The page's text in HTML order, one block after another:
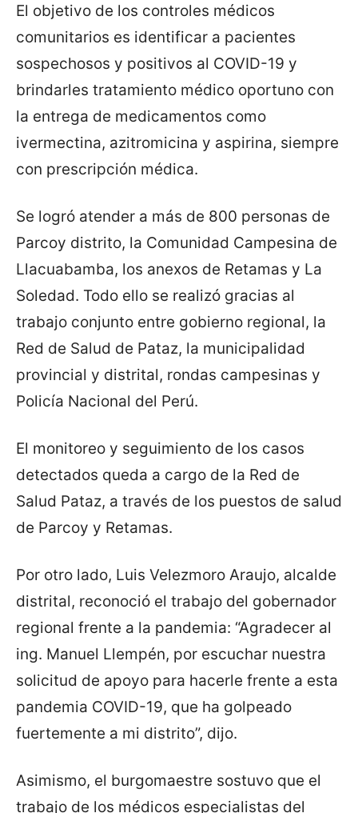
El objetivo de los controles médicos
comunitarios es identificar a pacientes
sospechosos y positivos al COVID-19 y
brindarles tratamiento médico oportuno con
la entrega de medicamentos como
ivermectina, azitromicina y aspirina, siempre
con prescripción médica.
Se logró atender a más de 800 personas de
Parcoy distrito, la Comunidad Campesina de
Llacuabamba, los anexos de Retamas y La
Soledad. Todo ello se realizó gracias al
trabajo conjunto entre gobierno regional, la
Red de Salud de Pataz, la municipalidad
provincial y distrital, rondas campesinas y
Policía Nacional del Perú.
El monitoreo y seguimiento de los casos
detectados queda a cargo de la Red de
Salud Pataz, a través de los puestos de salud
de Parcoy y Retamas.
Por otro lado, Luis Velezmoro Araujo, alcalde
distrital, reconoció el trabajo del gobernador
regional frente a la pandemia: “Agradecer al
ing. Manuel Llempén, por escuchar nuestra
solicitud de apoyo para hacerle frente a esta
pandemia COVID-19, que ha golpeado
fuertemente a mi distrito”, dijo.
Asimismo, el burgomaestre sostuvo que el
trabajo de los médicos especialistas del